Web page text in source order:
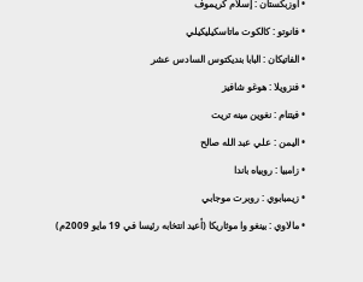
• أوزبكستان : إسلام كريموف
• فانوتو : كالكوت ماتاسكيليكيلي
• الفاتيكان : البابا بنديكتوس السادس عشر
• فنزويلا : هوغو شافيز
• فيتنام : نغوين مينه تريت
• اليمن : علي عبد الله صالح
• زامبيا : روبياه باندا
• زيمبابوي : روبرت موجابي
• مالاوي : بينغو وا موثاريكا (أعيد انتخابه رئيسا في 19 مايو 2009م)